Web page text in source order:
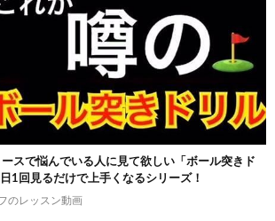
スで悩んでいる人に見て欲しい「ボール突きド
1回見るだけで上手くなるシリーズ！
のレッスン動画